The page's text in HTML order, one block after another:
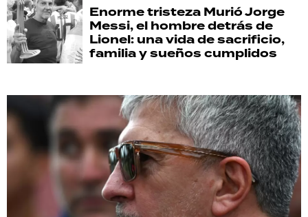
Enorme tristeza Murió Jorge
Messi, el hombre detrás de
Lionel: una vida de sacrificio,
familia y sueños cumplidos